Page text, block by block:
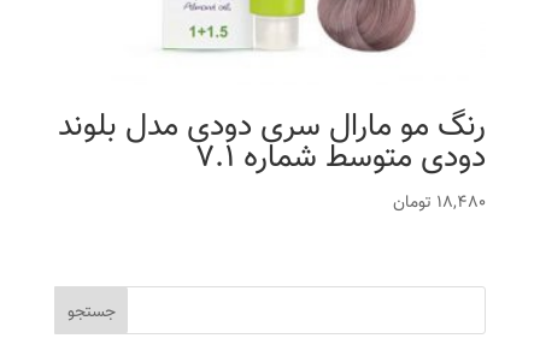
رنگ مو مارال سری دودی مدل بلوند
دودی متوسط شماره 7.1
18,480 تومان